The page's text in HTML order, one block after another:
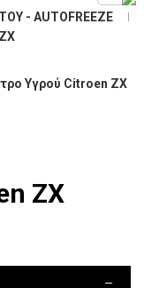
- AUTOFREEZE
ZX